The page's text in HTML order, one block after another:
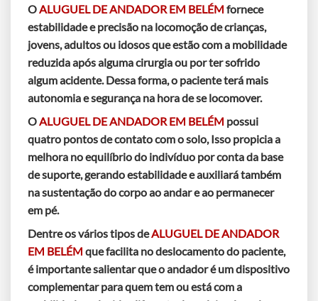
OALUGUEL DE ANDADOR EM BELÉM fornece
estabilidade e precisão na locomoção de crianças,
jovens, adultos ou idosos que estão com a mobilidade
reduzida após alguma cirurgia ou por ter sofrido
algum acidente. Dessa forma, o paciente terá mais
autonomia e segurança na hora de se locomover.
OALUGUEL DE ANDADOR EM BELÉM possui
quatro pontos de contato com o solo, Isso propicia a
melhora no equilíbrio do indivíduo por conta da base
de suporte, gerando estabilidade e auxiliará também
na sustentação do corpo ao andar e ao permanecer
em pé.
Dentre os vários tipos deALUGUEL DE ANDADOR
EM BELÉM que facilita no deslocamento do paciente,
é importante salientar que o andador é um dispositivo
complementar para quem tem ou está com a